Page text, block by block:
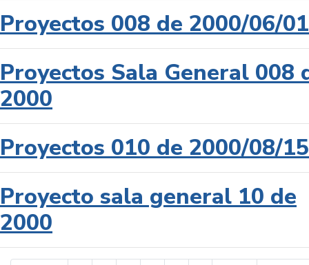
Proyectos 008 de 2000/06/01
Proyectos Sala General 008
2000
Proyectos 010 de 2000/08/15
Proyecto sala general 10 de
2000